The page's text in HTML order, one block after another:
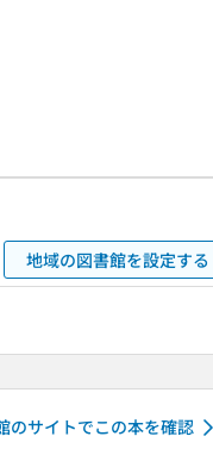
地域の図書館を設定する
のサイトでこの本を確認